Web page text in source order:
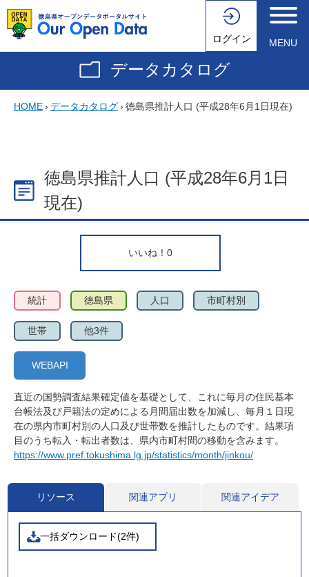
ログイン MENU
データカタログ
HOME› データカタログ› 徳島県推計人口 (平成28年6月1日現在)
徳島県推計人口 (平成28年6月1日
現在)
いいね！ 0
統計 徳島県 人口 市町村別
世帯 他3件
WEBAPI
直近の国勢調査結果確定値を基礎として、これに毎月の住民基本
台帳法及び戸籍法の定めによる月間届出数を加減し、毎月１日現
在の県内市町村別の人口及び世帯数を推計したものです。結果項
目のうち転入・転出者数は、県内市町村間の移動を含みます。
https://www.pref.tokushima.lg.jp/statistics/month/jinkou/
リソース 関連アプリ 関連アイデア
一括ダウンロード(2件)